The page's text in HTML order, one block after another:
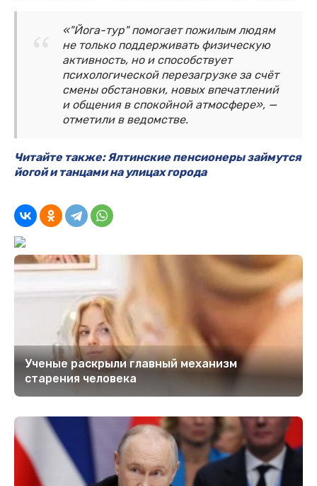
«"Йога-тур" помогает пожилым людям
не только поддерживать физическую
активность, но и способствует
психологической перезагрузке за счёт
смены обстановки, новых впечатлений
и общения в спокойной атмосфере», —
отметили в ведомстве.
Читайте также: Ялтинские пенсионеры займутся
йогой и танцами на улицах города
Ученые раскрыли главный механизм
старения человека